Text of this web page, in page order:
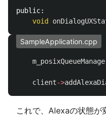
public:
void
SampleApplication.cpp
client->
これで、Alexaの状態が